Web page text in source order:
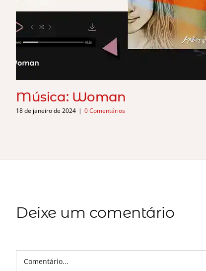
Música: Woman
18 de janeiro de 2024 | 0 Comentários
Deixe um comentário
Comentário